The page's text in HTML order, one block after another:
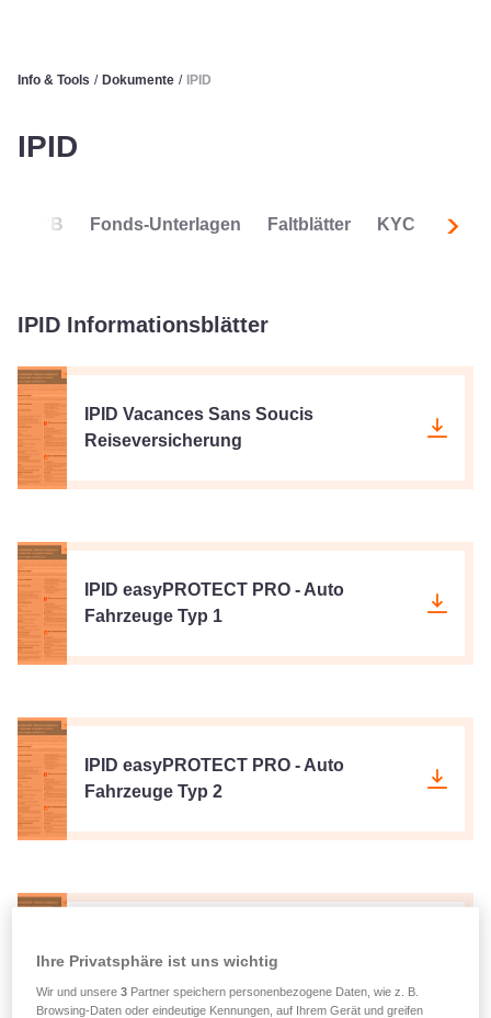
Info & Tools / Dokumente / IPID
IPID
AVB Fonds-Unterlagen Faltblätter KYC ESG
IPID Informationsblätter
IPID Vacances Sans Soucis
Reiseversicherung
IPID easyPROTECT PRO - Auto
Fahrzeuge Typ 1
IPID easyPROTECT PRO - Auto
Fahrzeuge Typ 2
Unfallversicherung für
Betriebspersonal
Ihre Privatsphäre ist uns wichtig
Wir und unsere3 Partner speichern personenbezogene Daten, wie z. B.
Browsing-Daten oder eindeutige Kennungen, auf Ihrem Gerät und greifen